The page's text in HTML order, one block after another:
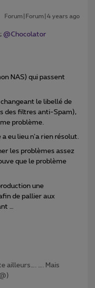
Forum|Forum|4 years ago
; @Chocolator
NAS) qui passent
le libellé de
des filtres anti-Spam),
problème.
eu lieu n'a rien résolut.
les problèmes assez
que le problème
une
de pallier aux
…
ailleurs…. …. Mais